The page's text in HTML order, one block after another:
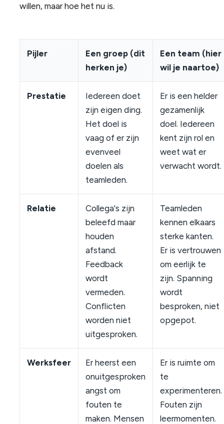
willen, maar hoe het nu is.
Pijler
Een groep (dit
herken je)
Een team (hier
wil je naartoe)
Prestatie
Iedereen doet
zijn eigen ding.
Het doel is
vaag of er zijn
evenveel
doelen als
teamleden.
Er is een helder
gezamenlijk
doel. Iedereen
kent zijn rol en
weet wat er
verwacht wordt.
Relatie
Collega's zijn
beleefd maar
houden
afstand.
Feedback
wordt
vermeden.
Conflicten
worden niet
uitgesproken.
Teamleden
kennen elkaars
sterke kanten.
Er is vertrouwen
om eerlijk te
zijn. Spanning
wordt
besproken, niet
opgepot.
Werksfeer
Er heerst een
onuitgesproken
angst om
fouten te
maken. Mensen
Er is ruimte om
te
experimenteren.
Fouten zijn
leermomenten.